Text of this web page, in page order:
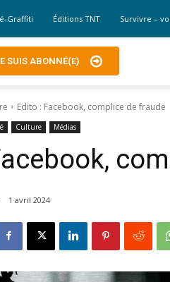
Graffiti Éditions TNT Survivre –
SUIS ABONNÉ(E)
Edito : Facebook, complice de fraude
Culture Médias
1 avril 2024